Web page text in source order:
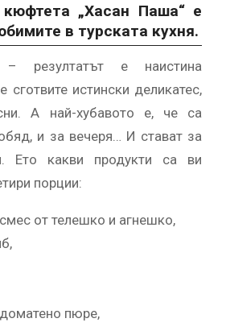
„Хасан Паша“ е
в турската кухня.
е наистина
истински деликатес,
А най-хубавото е, че са
и за вечеря… И стават за
Ето какви продукти са ви
порции:
от телешко и агнешко,
пюре,